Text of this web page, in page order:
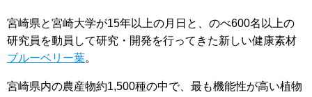
宮崎県と宮崎大学が15年以上の月日と、のべ600名以上の
研究員を動員して研究・開発を行ってきた新しい健康素材
ブルーベリー葉。
宮崎県内の農産物約1,500種の中で、最も機能性が高い植物